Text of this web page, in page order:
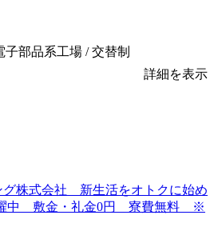
子部品系工場 / 交替制
詳細を表示